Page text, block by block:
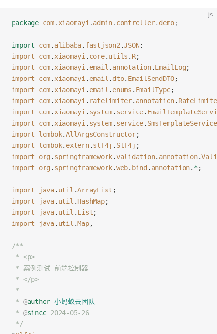
js
package com. xiaomayi . admin. controller. demo;
import com. alibaba. fastjson2 .JSON;
import com. xiaomayi . core. utils . R;
import com. xiaomayi . email . annotation. EmailLog ;
import com. xiaomayi . email . dto. EmailSendDTO;
import com. xiaomayi . email . enums . EmailType;
import com. xiaomayi . ratelimiter. annotation.
import com. xiaomayi . system. service.
import com. xiaomayi . system. service. SmsTemplateService
import lombok.AllArgsConstructor;
import lombok. extern. slf4j . Slf4j ;
import org . springframework.validation. annotation.
import org . springframework.web. bind . annotation. * ;
import java. util .ArrayList ;
import java. util . HashMap;
import java. util . List ;
import java. util .Map;
/**
* <p>
* 案例测试 前端控制器
* </p>
*
* @author 小蚂蚁云团队
* @since 2024-05-26
*/